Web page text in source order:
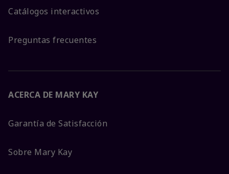
Catálogos interactivos
Preguntas frecuentes
ACERCA DE MARY KAY
Garantía de Satisfacción
Sobre Mary Kay